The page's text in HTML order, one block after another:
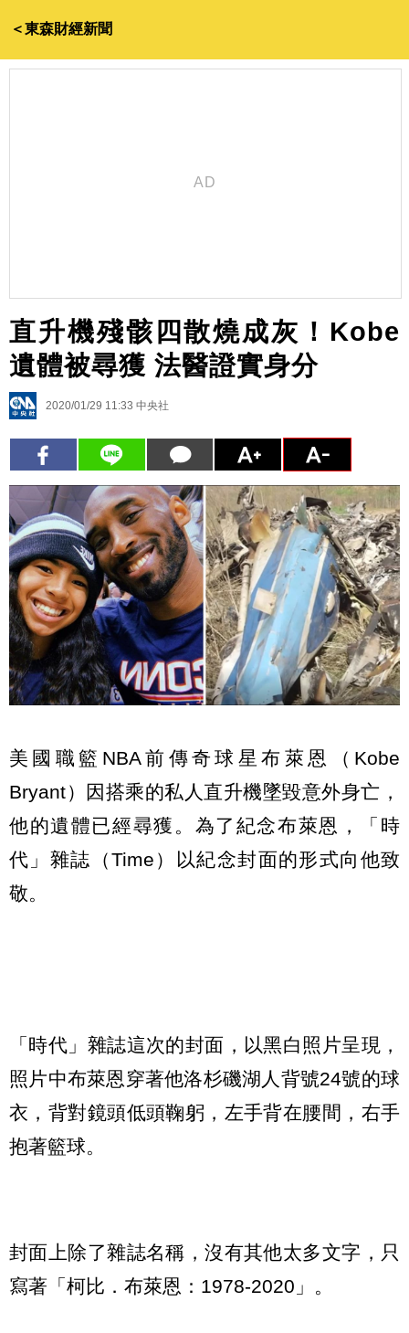
＜東森財經新聞
直升機殘骸四散燒成灰！Kobe
遺體被尋獲 法醫證實身分
2020/01/29 11:33 中央社
美國職籃NBA前傳奇球星布萊恩（Kobe
Bryant）因搭乘的私人直升機墜毀意外身亡，
他的遺體已經尋獲。為了紀念布萊恩，「時
代」雜誌（Time）以紀念封面的形式向他致
敬。
「時代」雜誌這次的封面，以黑白照片呈現，
照片中布萊恩穿著他洛杉磯湖人背號24號的球
衣，背對鏡頭低頭鞠躬，左手背在腰間，右手
抱著籃球。
封面上除了雜誌名稱，沒有其他太多文字，只
寫著「柯比．布萊恩：1978-2020」。